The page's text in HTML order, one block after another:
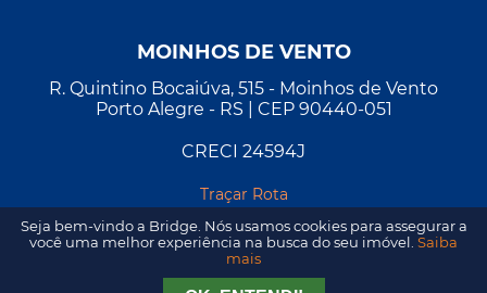
MOINHOS DE VENTO
R. Quintino Bocaiúva, 515 - Moinhos de Vento
Porto Alegre - RS | CEP 90440-051
CRECI 24594J
Traçar Rota
Seja bem-vindo a Bridge. Nós usamos cookies para assegurar a
você uma melhor experiência na busca do seu imóvel. Saiba
mais